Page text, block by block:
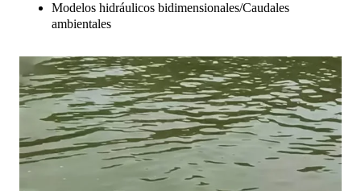
Modelos hidráulicos bidimensionales/Caudales
ambientales